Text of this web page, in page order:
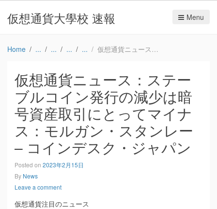
仮想通貨大學校 速報 Menu
Home 仮想通貨ニュース：ステーブルコイン発行の減少は暗号資産取引にとってマイナス：モルガン・スタンレー – コインデスク・ジャパン
仮想通貨ニュース：ステー
ブルコイン発行の減少は暗
号資産取引にとってマイナ
ス：モルガン・スタンレー
– コインデスク・ジャパン
Posted on 2023年2月15日
By News
Leave a comment
仮想通貨注目のニュース